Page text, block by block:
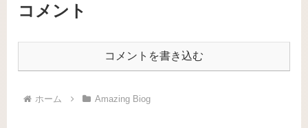
コメント
コメントを書き込む
ホーム Amazing Biog